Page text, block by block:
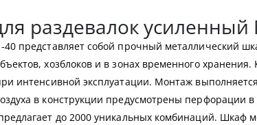
раздевалок усиленный
40 представляет собой прочный металлический
хозблоков и в зонах временного
интенсивной эксплуатации. Монтаж
в конструкции предусмотрены перфорации
до 2000 уникальных комбинаций. Шкаф